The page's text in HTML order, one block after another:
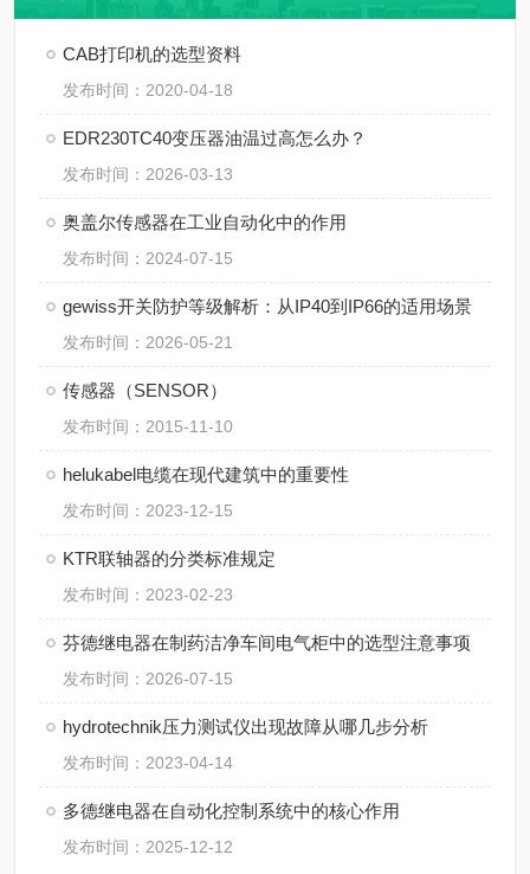
CAB打印机的选型资料
发布时间：2020-04-18
EDR230TC40变压器油温过高怎么办？
发布时间：2026-03-13
奥盖尔传感器在工业自动化中的作用
发布时间：2024-07-15
gewiss开关防护等级解析：从IP40到IP66的适用场景
发布时间：2026-05-21
传感器（SENSOR）
发布时间：2015-11-10
helukabel电缆在现代建筑中的重要性
发布时间：2023-12-15
KTR联轴器的分类标准规定
发布时间：2023-02-23
芬德继电器在制药洁净车间电气柜中的选型注意事项
发布时间：2026-07-15
hydrotechnik压力测试仪出现故障从哪几步分析
发布时间：2023-04-14
多德继电器在自动化控制系统中的核心作用
发布时间：2025-12-12